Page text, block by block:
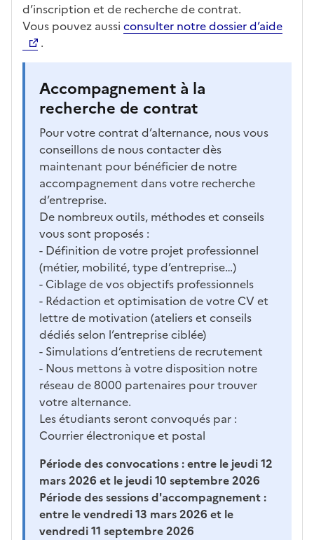
d’inscription et de recherche de contrat.
Vous pouvez aussi consulter notre dossier d’aide
.
Accompagnement à la
recherche de contrat
Pour votre contrat d’alternance, nous vous
conseillons de nous contacter dès
maintenant pour bénéficier de notre
accompagnement dans votre recherche
d’entreprise.
De nombreux outils, méthodes et conseils
vous sont proposés :
- Définition de votre projet professionnel
(métier, mobilité, type d’entreprise…)
- Ciblage de vos objectifs professionnels
- Rédaction et optimisation de votre CV et
lettre de motivation (ateliers et conseils
dédiés selon l’entreprise ciblée)
- Simulations d’entretiens de recrutement
- Nous mettons à votre disposition notre
réseau de 8000 partenaires pour trouver
votre alternance.
Les étudiants seront convoqués par :
Courrier électronique et postal
Période des convocations :entre le jeudi 12
mars 2026 et le jeudi 10 septembre 2026
Période des sessions d'accompagnement :
entre le vendredi 13 mars 2026 et le
vendredi 11 septembre 2026